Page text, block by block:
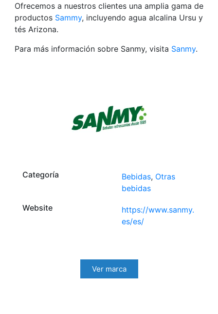
Ofrecemos a nuestros clientes una amplia gama de
productos Sammy, incluyendo agua alcalina Ursu y
tés Arizona.
Para más información sobre Sanmy, visita Sanmy.
Categoría Bebidas, Otras
bebidas
Website
https://www.sanmy.
es/es/
Ver marca